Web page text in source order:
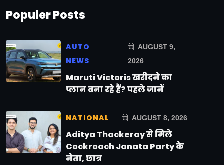
Populer Posts
AUTO
NEWS
AUGUST 9,
2026
Maruti Victoris खरीदने का
प्लान बना रहे हैं? पहले जानें
NATIONAL AUGUST 8, 2026
Aditya Thackeray से मिले
Cockroach Janata Party के
नेता, छात्र